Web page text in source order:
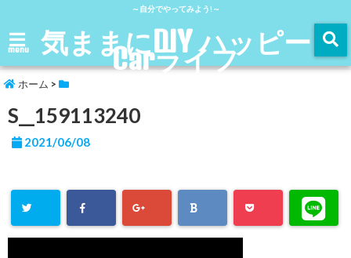
～自分でやってみよう!～
menu 気ままにDIY ハッピー
Carライフ
ホーム >
S__159113240
2021/06/08